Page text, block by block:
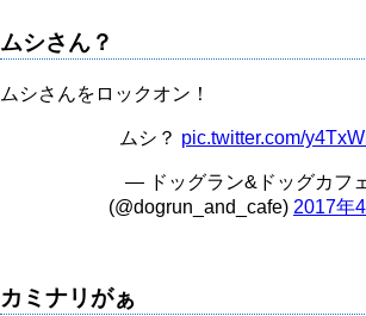
ムシさん？
ムシさんをロックオン！
ムシ？ pic.twitter.com/
— ドッグラン&ドッグカフ
(@dogrun_and_cafe) 2017年
カミナリがぁ